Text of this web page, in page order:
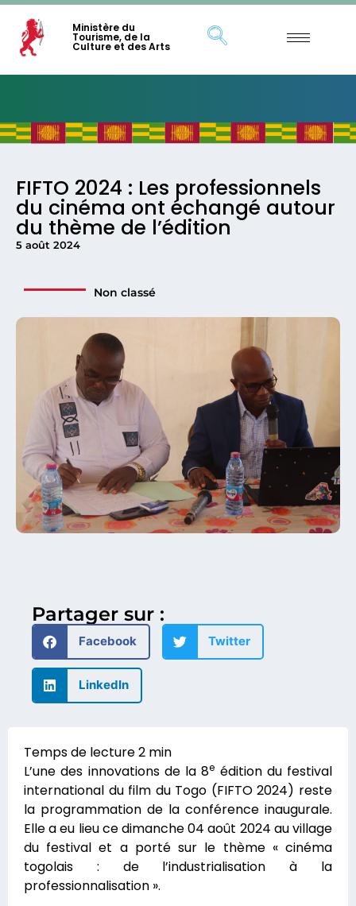
Ministère du
Tourisme, de la
Culture et des Arts
FIFTO 2024 : Les professionnels
du cinéma ont échangé autour
du thème de l’édition
5 août 2024
Non classé
Partager sur :
Facebook Twitter
LinkedIn
L’une des innovations de la 8e édition du festival
international du film du Togo (FIFTO 2024) reste
la programmation de la conférence inaugurale.
Elle a eu lieu ce dimanche 04 août 2024 au village
du festival et a porté sur le thème « cinéma
togolais : de l’industrialisation à la
professionnalisation ».